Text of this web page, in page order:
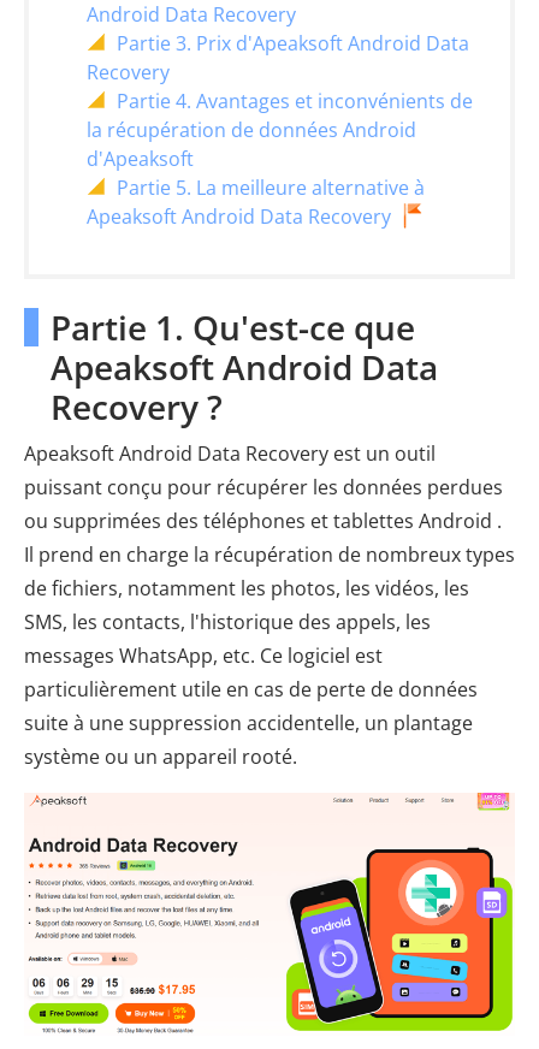
Android Data Recovery
Partie 3. Prix d'Apeaksoft Android Data
Recovery
Partie 4. Avantages et inconvénients de
la récupération de données Android
d'Apeaksoft
Partie 5. La meilleure alternative à
Apeaksoft Android Data Recovery
Partie 1. Qu'est-ce que
Apeaksoft Android Data
Recovery ?
Apeaksoft Android Data Recovery est un outil
puissant conçu pour récupérer les données perdues
ou supprimées des téléphones et tablettes Android .
Il prend en charge la récupération de nombreux types
de fichiers, notamment les photos, les vidéos, les
SMS, les contacts, l'historique des appels, les
messages WhatsApp, etc. Ce logiciel est
particulièrement utile en cas de perte de données
suite à une suppression accidentelle, un plantage
système ou un appareil rooté.